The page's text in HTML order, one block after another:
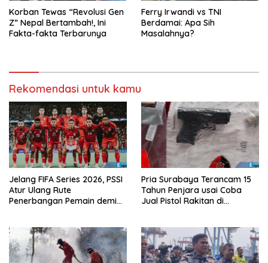
Korban Tewas “Revolusi Gen
Z” Nepal Bertambah!, Ini
Fakta-fakta Terbarunya
Ferry Irwandi vs TNI
Berdamai: Apa Sih
Masalahnya?
Rekomendasi untuk kamu
Jelang FIFA Series 2026, PSSI
Atur Ulang Rute
Penerbangan Pemain demi
Pria Surabaya Terancam 15
Tahun Penjara usai Coba
Jual Pistol Rakitan di